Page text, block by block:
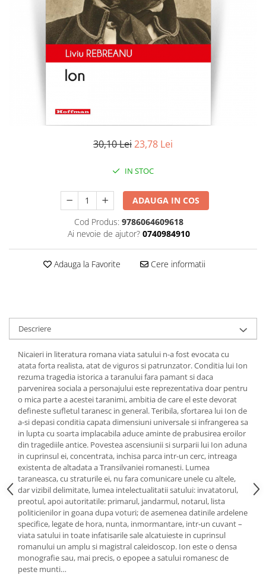
Contemporana
Publicistica / Reportaje / Interviuri
Sociologie si filozofie
30,10 Lei23,78 Lei
IN STOC
ADAUGA IN COS
Cod Produs: 9786064609618
Ai nevoie de ajutor? 0740984910
Adauga la Favorite Cere informatii
Descriere
Nicaieri in literatura romana viata satului n-a fost evocata cu
atata forta realista, atat de viguros si patrunzator. Conditia lui Ion
rezuma tragedia istorica a taranului fara pamant si daca
parvenirea sociala a personajului este reprezentativa doar pentru
o mica parte a acestei taranimi, ambitia de care el este devorat
defineste sufletul taranesc in general. Teribila, sfortarea lui Ion de
a-si depasi conditia capata dimensiuni universale si infrangerea sa
in lupta cu soarta implacabila aduce aminte de prabusirea eroilor
din tragediile antice. Povestea ascensiunii si surparii lui Ion aduna
in cuprinsul ei, concentrata, inchisa parca intr-un cerc, intreaga
existenta de altadata a Transilvaniei romanesti. Lumea
taraneasca, cu straturile ei, nu fara comunicare unele cu altele,
dar vizibil delimitate, lumea intelectualitatii satului: invatatorul,
preotul, apoi autoritatile: primarul, jandarmul, notarul, lista
politicienilor in goana dupa voturi; de asemenea datinile ardelene
specifice, legate de hora, nunta, inmormantare, intr-un cuvant –
viata satului in toate infatisarile sale alcatuieste in cuprinsul
romanului un amplu si magistral caleidoscop. Ion este o densa
monografie sau, mai precis, o epopee a satului romanesc de
peste munti…